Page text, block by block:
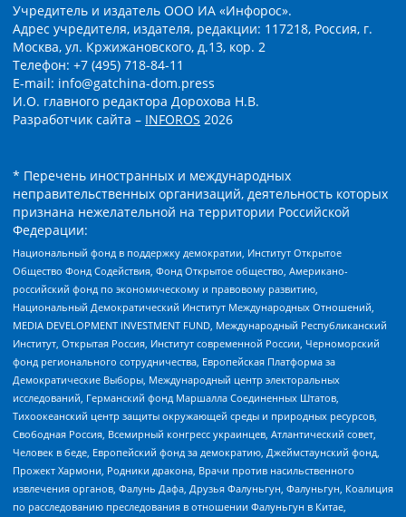
Учредитель и издатель ООО ИА «Инфорос».
Адрес учредителя, издателя, редакции: 117218, Россия, г.
Москва, ул. Кржижановского, д.13, кор. 2
Телефон: +7 (495) 718-84-11
E-mail: info@gatchina-dom.press
И.О. главного редактора Дорохова Н.В.
Разработчик сайта – INFOROS 2026
* Перечень иностранных и международных
неправительственных организаций, деятельность которых
признана нежелательной на территории Российской
Федерации:
Национальный фонд в поддержку демократии, Институт Открытое
Общество Фонд Содействия, Фонд Открытое общество, Американо-
российский фонд по экономическому и правовому развитию,
Национальный Демократический Институт Международных Отношений,
MEDIA DEVELOPMENT INVESTMENT FUND, Международный Республиканский
Институт, Открытая Россия, Институт современной России, Черноморский
фонд регионального сотрудничества, Европейская Платформа за
Демократические Выборы, Международный центр электоральных
исследований, Германский фонд Маршалла Соединенных Штатов,
Тихоокеанский центр защиты окружающей среды и природных ресурсов,
Свободная Россия, Всемирный конгресс украинцев, Атлантический совет,
Человек в беде, Европейский фонд за демократию, Джеймстаунский фонд,
Прожект Хармони, Родники дракона, Врачи против насильственного
извлечения органов, Фалунь Дафа, Друзья Фалуньгун, Фалуньгун, Коалиция
по расследованию преследования в отношении Фалуньгун в Китае,